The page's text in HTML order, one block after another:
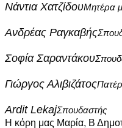
Νάντια ΧατζίδουΜητέρα
Ανδρέας Ραγκαβής
Σοφία Σαραντάκου
Γιώργος Αλιβιζάτος
Ardit LekajΣπουδαστής
Η κόρη μας Μαρία, Β